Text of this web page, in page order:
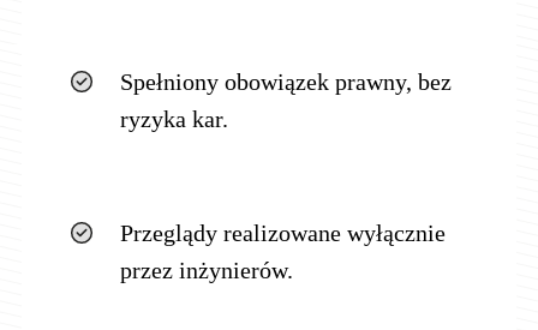
Spełniony obowiązek prawny, bez
ryzyka kar.
Przeglądy realizowane wyłącznie
przez inżynierów.